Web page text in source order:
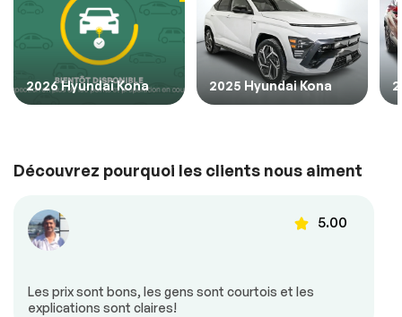
2026 Hyundai Kona 2025 Hyundai Kona
Découvrez pourquoi les clients nous aiment
5.00
Les prix sont bons, les gens sont courtois et les
explications sont claires!